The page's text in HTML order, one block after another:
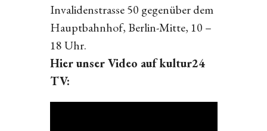
Invalidenstrasse 50 gegenüber dem
Hauptbahnhof, Berlin-Mitte, 10 –
18 Uhr.
Hier unser Video auf kultur24
TV: